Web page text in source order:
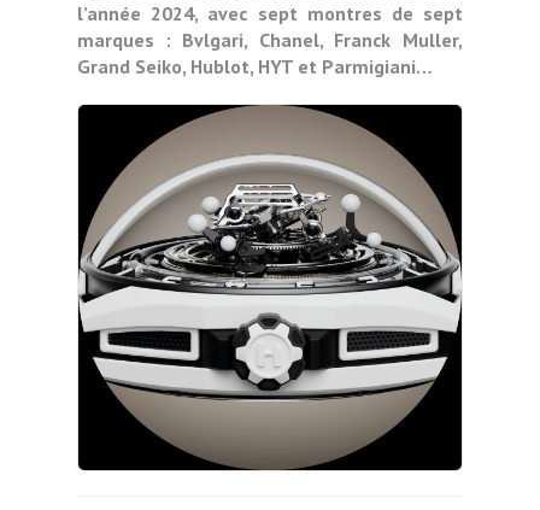
l’année 2024, avec sept montres de sept
marques : Bvlgari, Chanel, Franck Muller,
Grand Seiko, Hublot, HYT et Parmigiani…